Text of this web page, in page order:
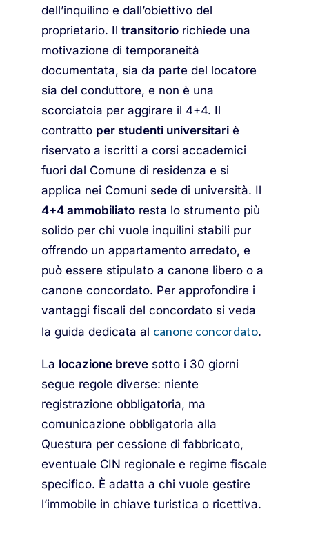
dell’inquilino e dall’obiettivo del
proprietario. Il transitorio richiede una
motivazione di temporaneità
documentata, sia da parte del locatore
sia del conduttore, e non è una
scorciatoia per aggirare il 4+4. Il
contratto per studenti universitari è
riservato a iscritti a corsi accademici
fuori dal Comune di residenza e si
applica nei Comuni sede di università. Il
4+4 ammobiliato resta lo strumento più
solido per chi vuole inquilini stabili pur
offrendo un appartamento arredato, e
può essere stipulato a canone libero o a
canone concordato. Per approfondire i
vantaggi fiscali del concordato si veda
la guida dedicata al canone concordato.
La locazione breve sotto i 30 giorni
segue regole diverse: niente
registrazione obbligatoria, ma
comunicazione obbligatoria alla
Questura per cessione di fabbricato,
eventuale CIN regionale e regime fiscale
specifico. È adatta a chi vuole gestire
l’immobile in chiave turistica o ricettiva.